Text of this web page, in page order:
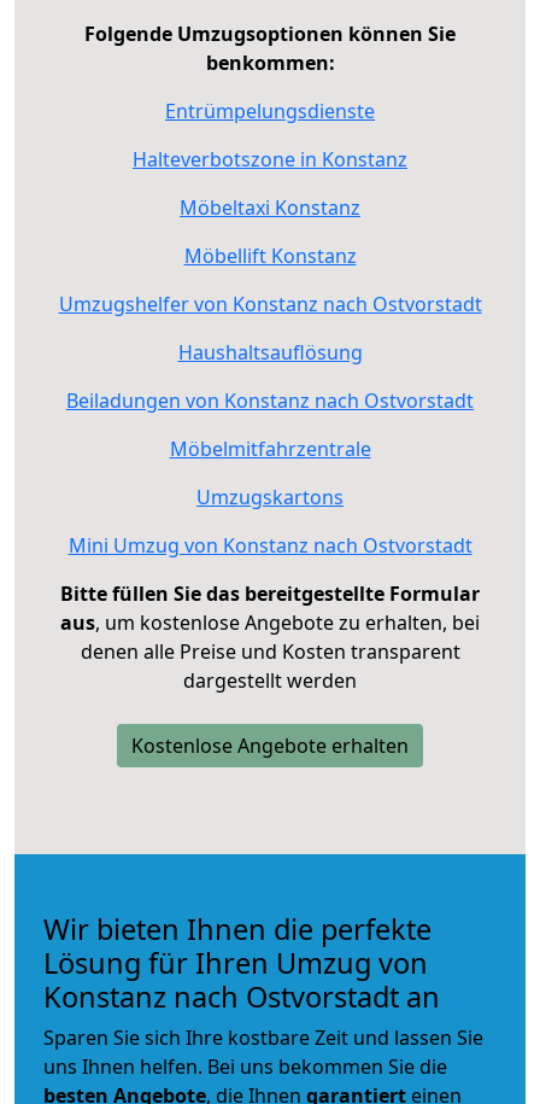
Folgende Umzugsoptionen können Sie
benkommen:
Entrümpelungsdienste
Halteverbotszone in Konstanz
Möbeltaxi Konstanz
Möbellift Konstanz
Umzugshelfer von Konstanz nach Ostvorstadt
Haushaltsauflösung
Beiladungen von Konstanz nach Ostvorstadt
Möbelmitfahrzentrale
Umzugskartons
Mini Umzug von Konstanz nach Ostvorstadt
Bitte füllen Sie das bereitgestellte Formular
aus, um kostenlose Angebote zu erhalten, bei
denen alle Preise und Kosten transparent
dargestellt werden
Kostenlose Angebote erhalten
Wir bieten Ihnen die perfekte
Lösung für Ihren Umzug von
Konstanz nach Ostvorstadt an
Sparen Sie sich Ihre kostbare Zeit und lassen Sie
uns Ihnen helfen. Bei uns bekommen Sie die
besten Angebote, die Ihnen garantiert einen